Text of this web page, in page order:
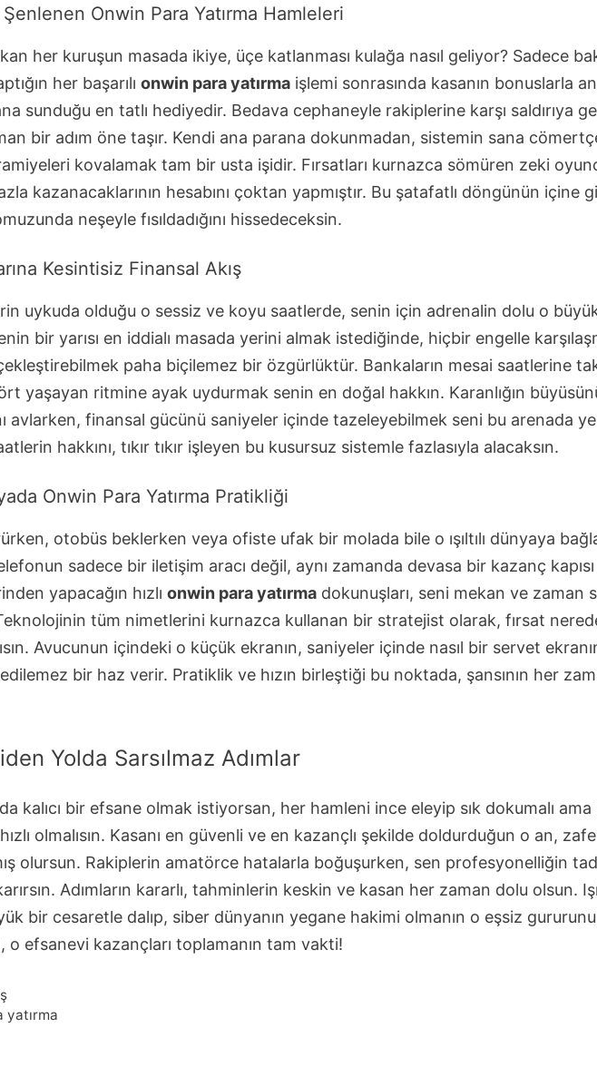
Onwin Para Yatırma Hamleleri
her kuruşun masada ikiye, üçe katlanması kulağa nasıl geliyor? Sadece
her başarılı onwin para yatırma işlemi sonrasında kasanın bonuslarla
sunduğu en tatlı hediyedir. Bedava cephaneyle rakiplerine karşı saldırıya
bir adım öne taşır. Kendi ana parana dokunmadan, sistemin sana
kovalamak tam bir usta işidir. Fırsatları kurnazca sömüren zeki
kazanacaklarının hesabını çoktan yapmıştır. Bu şatafatlı döngünün içine
neşeyle fısıldadığını hissedeceksin.
Kesintisiz Finansal Akış
uykuda olduğu o sessiz ve koyu saatlerde, senin için adrenalin dolu o
bir yarısı en iddialı masada yerini almak istediğinde, hiçbir engelle
paha biçilemez bir özgürlüktür. Bankaların mesai saatlerine
yaşayan ritmine ayak uydurmak senin en doğal hakkın. Karanlığın
avlarken, finansal gücünü saniyeler içinde tazeleyebilmek seni bu arenada
hakkını, tıkır tıkır işleyen bu kusursuz sistemle fazlasıyla alacaksın.
Onwin Para Yatırma Pratikliği
otobüs beklerken veya ofiste ufak bir molada bile o ışıltılı dünyaya
sadece bir iletişim aracı değil, aynı zamanda devasa bir kazanç kapısı
yapacağın hızlı onwin para yatırma dokunuşları, seni mekan ve zaman
tüm nimetlerini kurnazca kullanan bir stratejist olarak, fırsat
Avucunun içindeki o küçük ekranın, saniyeler içinde nasıl bir servet
bir haz verir. Pratiklik ve hızın birleştiği bu noktada, şansının her
Yolda Sarsılmaz Adımlar
kalıcı bir efsane olmak istiyorsan, her hamleni ince eleyip sık dokumalı
hızlı olmalısın. Kasanı en güvenli ve en kazançlı şekilde doldurduğun o an,
olursun. Rakiplerin amatörce hatalarla boğuşurken, sen profesyonelliğin
Adımların kararlı, tahminlerin keskin ve kasan her zaman dolu olsun.
bir cesaretle dalıp, siber dünyanın yegane hakimi olmanın o eşsiz
o efsanevi kazançları toplamanın tam vakti!
yatırma